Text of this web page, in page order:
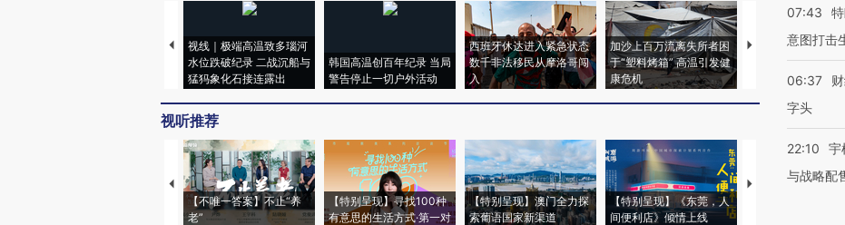
视线｜极端高温致多瑙河
水位跌破纪录 二战沉船与
猛犸象化石接连露出
韩国高温创百年纪录 当局
警告停止一切户外活动
西班牙休达进入紧急状态
数千非法移民从摩洛哥闯
入
加沙上百万流离失所者困
于“塑料烤箱” 高温引发健
康危机
视线｜HYROX的
术：是什么让中产
心“花钱找虐”？
视听推荐
【不唯一答案】不止“养
老”
【特别呈现】寻找100种
有意思的生活方式·第一对
【特别呈现】澳门全力探
索葡语国家新渠道
【特别呈现】《东莞，人
间便利店》倾情上线
【推广】走进第四
07:43
意图打击
06:37
字头
22:10
宇
与战略配